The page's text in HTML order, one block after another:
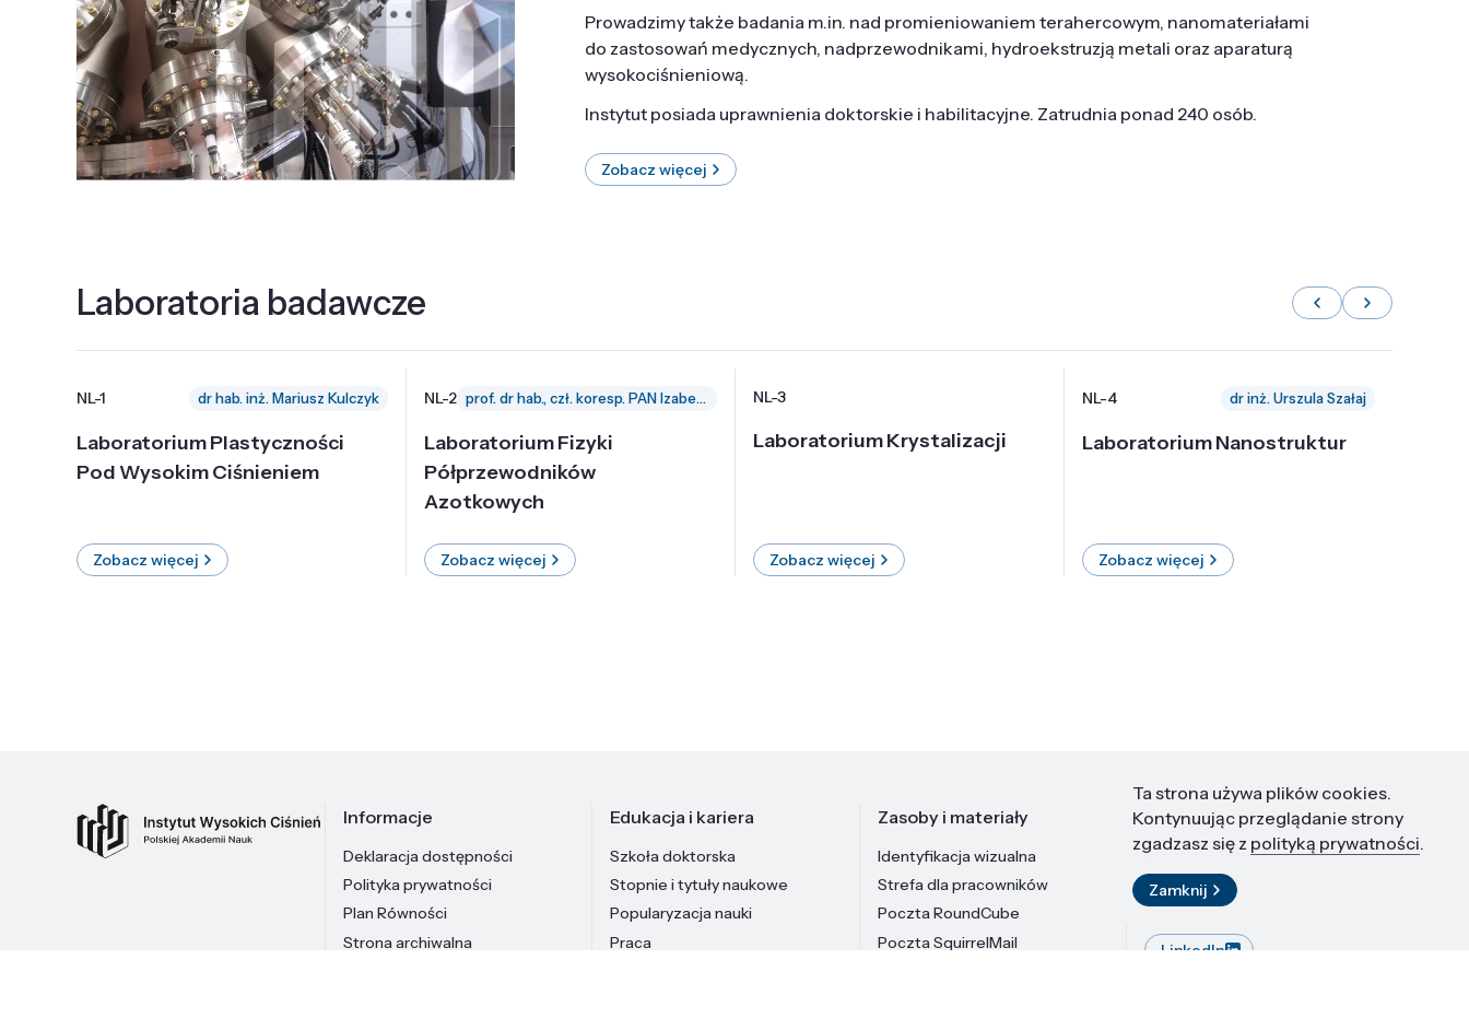
Prowadzimy także badania m.in. nad promieniowaniem terahercowym, nanomateriałami
do zastosowań medycznych, nadprzewodnikami, hydroekstruzją metali oraz aparaturą
wysokociśnieniową.
Instytut posiada uprawnienia doktorskie i habilitacyjne. Zatrudnia ponad 240 osób.
Zobacz więcej
Laboratoria badawcze
NL-1 dr hab. inż. Mariusz Kulczyk
Laboratorium Plastyczności
Pod Wysokim Ciśnieniem
Zobacz więcej
NL-2 prof. dr hab., czł. koresp. PAN Izabella Grzegory
Laboratorium Fizyki
Półprzewodników
Azotkowych
Zobacz więcej
NL-3
Laboratorium Krystalizacji
Zobacz więcej
NL-4 dr inż. Urszula Szałaj
Laboratorium Nanostruktur
Zobacz więcej
Informacje
Deklaracja dostępności
Polityka prywatności
Plan Równości
Strona archiwalna
Edukacja i kariera
Szkoła doktorska
Stopnie i tytuły naukowe
Popularyzacja nauki
Praca
Zasoby i materiały
Identyfikacja wizualna
Strefa dla pracowników
Poczta RoundCube
Poczta SquirrelMail
Kontakt
Instytut Wysokich Ciśnień PAN
ul. Sokołowska 29/37
01-142 Warszawa
LinkedIn
Ta strona używa plików cookies.
Kontynuując przeglądanie strony
zgadzasz się z polityką prywatności.
Zamknij